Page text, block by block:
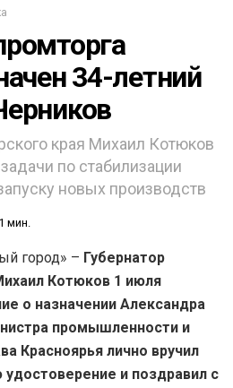
34-летний
края Михаил Котюков
по стабилизации
новых производств
мин.
город» – Губернатор
Котюков 1 июля
о назначении Александра
промышленности и
Красноярья лично вручил
и поздравил с